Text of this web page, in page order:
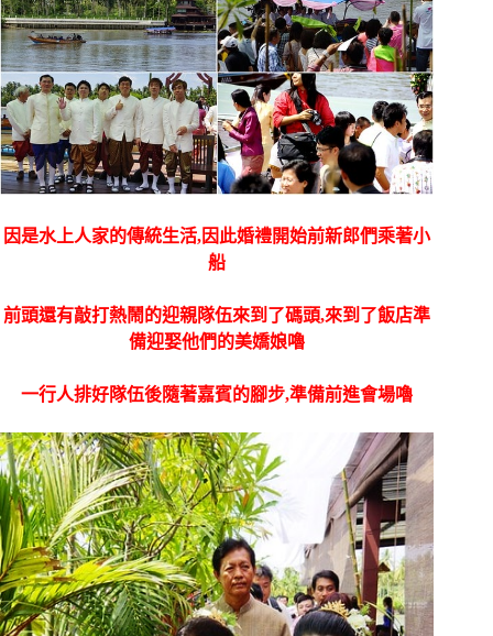
因是水上人家的傳統生活,因此婚禮開始前新郎們乘著小
船
前頭還有敲打熱鬧的迎親隊伍來到了碼頭,來到了飯店準
備迎娶他們的美嬌娘嚕
一行人排好隊伍後隨著嘉賓的腳步,準備前進會場嚕